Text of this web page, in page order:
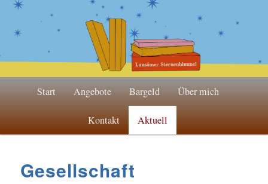
Zum
wechseln
Zum
Inhalt
Start Angebote Bargeld Über mich
Kontakt Aktuell
Gesellschaft